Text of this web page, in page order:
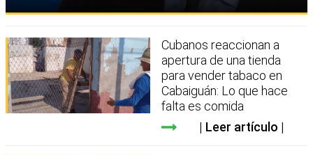
Cubanos reaccionan a
apertura de una tienda
para vender tabaco en
Cabaiguán: Lo que hace
falta es comida
Leer artículo